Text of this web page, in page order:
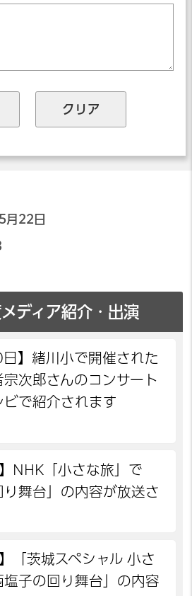
月22日
ディア紹介・出演
日】緒川小で開催された
次郎さんのコンサート
で紹介されます
NHK「小さな旅」で
り舞台」の内容が放送さ
「茨城スペシャル 小さ
塩子の回り舞台」の内容